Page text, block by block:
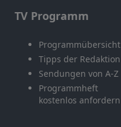
TV Programm
Programmübersicht
Tipps der Redaktion
Sendungen von A-Z
Programmheft
kostenlos anfordern